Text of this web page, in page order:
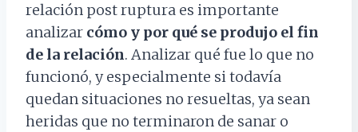
relación post ruptura es importante
analizar cómo y por qué se produjo el fin
de la relación. Analizar qué fue lo que no
funcionó, y especialmente si todavía
quedan situaciones no resueltas, ya sean
heridas que no terminaron de sanar o